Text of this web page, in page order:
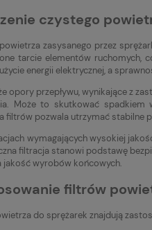
czystego
zasysanego przez
tarcie elementów ruchomych,
energii elektrycznej, a
opory przepływu, wynikające z
Może to skutkować spadkiem
filtrów pozwala utrzymać stabilne
wymagających wysokiej
filtracja stanowi podstawę
jakość wyrobów końcowych.
filtrów
do sprężarek znajdują